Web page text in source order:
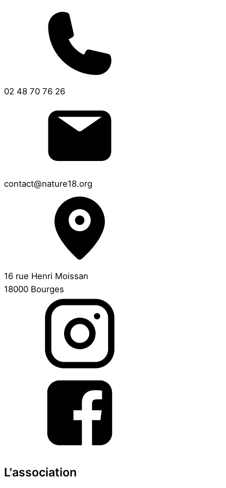
02 48 70 76 26
contact@nature18.org
16 rue Henri Moissan
18000 Bourges
L'association